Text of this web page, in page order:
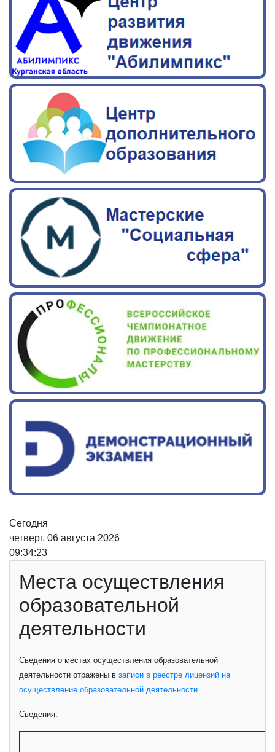
Сегодня
четверг, 06 августа 2026
09:34:24
Места осуществления
образовательной
деятельности
Сведения о местах осуществления образовательной
деятельности отражены в записи в реестре лицензий на
осуществление образовательной деятельности.
Сведения: